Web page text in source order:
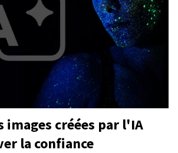
créées par l'IA
la confiance